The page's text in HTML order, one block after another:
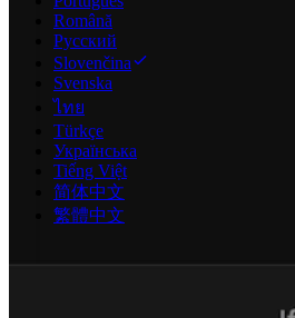
Română
Русский
Slovenčina
Svenska
ไทย
Türkçe
Українська
Tiếng Việt
简体中文
繁體中文